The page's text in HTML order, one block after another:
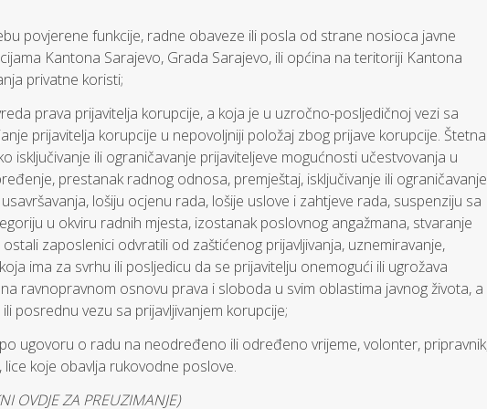
povjerene funkcije, radne obaveze ili posla od strane nosioca javne
Kantona Sarajevo, Grada Sarajevo, ili općina na teritoriji Kantona
privatne koristi;
prava prijavitelja korupcije, a koja je u uzročno-posljedičnoj vezi sa
prijavitelja korupcije u nepovoljniji položaj zbog prijave korupcije. Štetna
isključivanje ili ograničavanje prijaviteljeve mogućnosti učestvovanja u
prestanak radnog odnosa, premještaj, isključivanje ili ograničavanje
lošiju ocjenu rada, lošije uslove i zahtjeve rada, suspenziju sa
u okviru radnih mjesta, izostanak poslovnog angažmana, stvaranje
zaposlenici odvratili od zaštićenog prijavljivanja, uznemiravanje,
ima za svrhu ili posljedicu da se prijavitelju onemogući ili ugrožava
ravnopravnom osnovu prava i sloboda u svim oblastima javnog života, a
posrednu vezu sa prijavljivanjem korupcije;
ugovoru o radu na neodređeno ili određeno vrijeme, volonter,
koje obavlja rukovodne poslove.
OVDJE ZA PREUZIMANJE)